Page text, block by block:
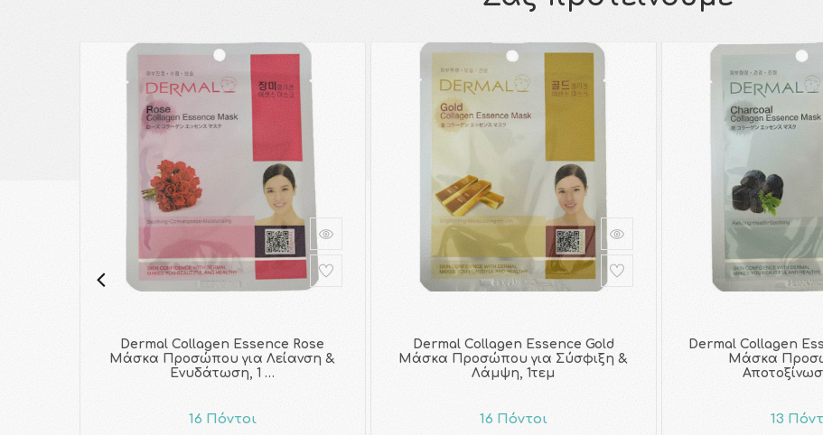
Dermal Collagen Essence Rose
Μάσκα Προσώπου για Λείανση &
Ενυδάτωση, 1 …
16 Πόντοι
Dermal Collagen Essence Gold
Μάσκα Προσώπου για Σύσφιξη &
Λάμψη, 1τεμ
16 Πόντοι
Dermal Collagen
Μάσκα
13